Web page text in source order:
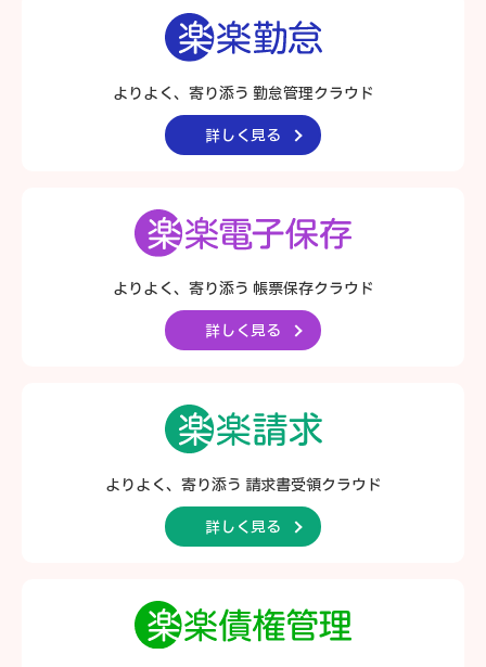
よりよく、寄り添う 勤怠管理クラウド
詳しく見る
よりよく、寄り添う 帳票保存クラウド
詳しく見る
よりよく、寄り添う 請求書受領クラウド
詳しく見る